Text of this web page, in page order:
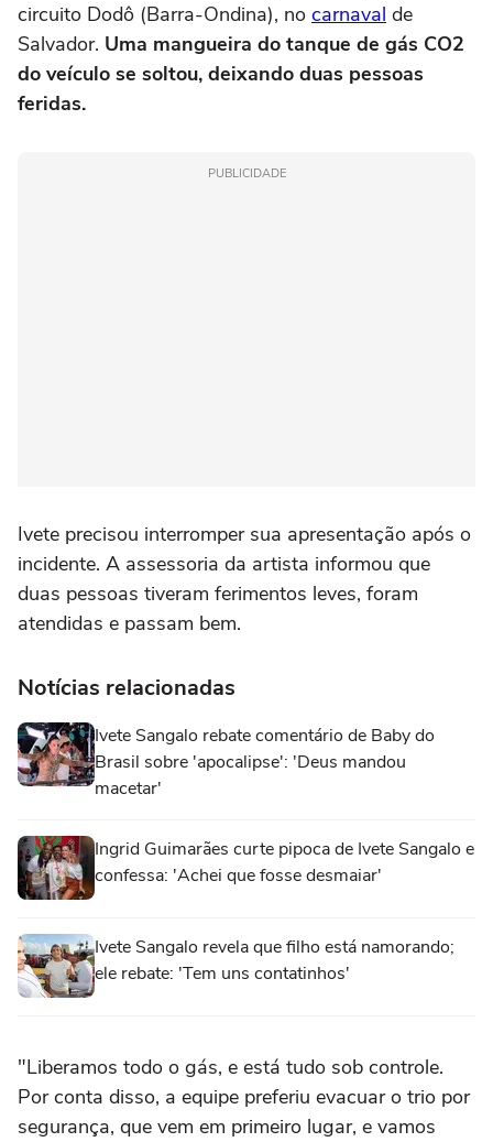
circuito Dodô (Barra-Ondina), no carnaval de
Salvador. Uma mangueira do tanque de gás CO2
do veículo se soltou, deixando duas pessoas
feridas.
PUBLICIDADE
Ivete precisou interromper sua apresentação após o
incidente. A assessoria da artista informou que
duas pessoas tiveram ferimentos leves, foram
atendidas e passam bem.
Notícias relacionadas
Ivete Sangalo rebate comentário de Baby do
Brasil sobre 'apocalipse': 'Deus mandou
macetar'
Ingrid Guimarães curte pipoca de Ivete Sangalo e
confessa: 'Achei que fosse desmaiar'
Ivete Sangalo revela que filho está namorando;
ele rebate: 'Tem uns contatinhos'
"Liberamos todo o gás, e está tudo sob controle.
Por conta disso, a equipe preferiu evacuar o trio por
segurança, que vem em primeiro lugar, e vamos